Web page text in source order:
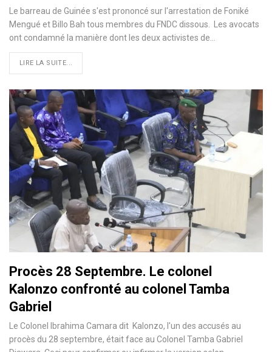
Le barreau de Guinée s'est prononcé sur l'arrestation de Foniké
Mengué et Billo Bah tous membres du FNDC dissous. Les avocats
ont condamné la manière dont les deux activistes de…
LIRE LA SUITE...
Procès 28 Septembre. Le colonel
Kalonzo confronté au colonel Tamba
Gabriel
Le Colonel Ibrahima Camara dit Kalonzo, l'un des accusés au
procès du 28 septembre, était face au Colonel Tamba Gabriel